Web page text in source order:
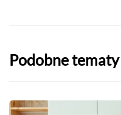
Podobne tematy